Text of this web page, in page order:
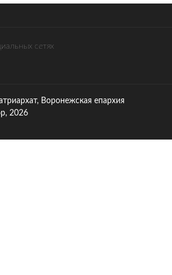
сетях
Воронежcкая епархия
2026